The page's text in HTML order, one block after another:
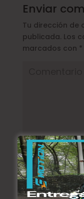
Enviar
Tu dirección de
publicada. Los
marcados con *